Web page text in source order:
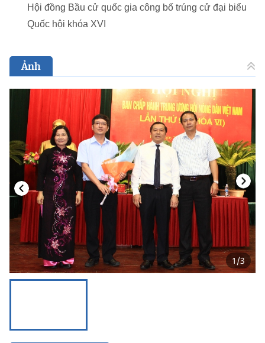
Hội đồng Bầu cử quốc gia công bố trúng cử đại biểu
Quốc hội khóa XVI
Ảnh
1 /3